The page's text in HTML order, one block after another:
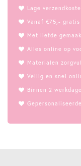
Lage
Vanaf €75,- gratis
Met liefde
Alles online op
Materialen
Veilig en snel
Binnen 2